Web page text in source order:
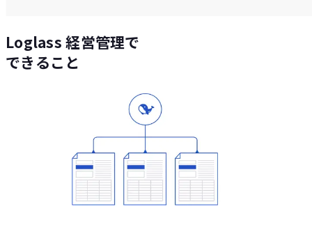
Loglass 経営管理で
できること